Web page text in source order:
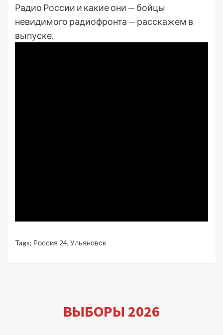
Радио России и какие они — бойцы
невидимого радиофронта — расскажем в
выпуске.
Tags: Россия 24, Ульяновск
ВЫБОРЫ 2026